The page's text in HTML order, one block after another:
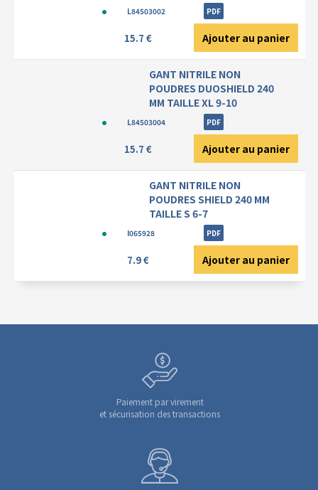
L84503002 PDF
15.7 € Ajouter au panier
GANT NITRILE NON
POUDRES DUOSHIELD 240
MM TAILLE XL 9-10
L84503004 PDF
15.7 € Ajouter au panier
GANT NITRILE NON
POUDRES SHIELD 240 MM
TAILLE S 6-7
I065928 PDF
7.9 € Ajouter au panier
Paiement par virement
et sécurisation des transactions